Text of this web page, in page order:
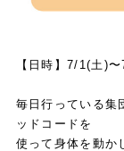
【日時】7/1(土)
毎日行っている集
ッドコードを
使って身体を動か